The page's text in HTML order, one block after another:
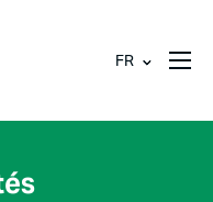
FR